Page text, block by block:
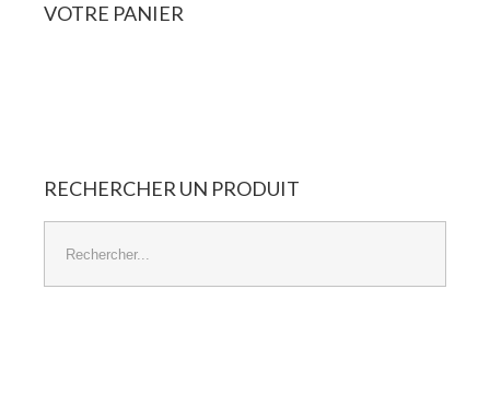
VOTRE PANIER
RECHERCHER UN PRODUIT